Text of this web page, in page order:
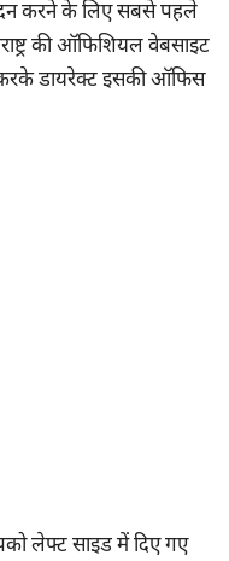
करने के लिए सबसे पहले
की ऑफिशियल वेबसाइट
डायरेक्ट इसकी ऑफिस
लेफ्ट साइड में दिए गए